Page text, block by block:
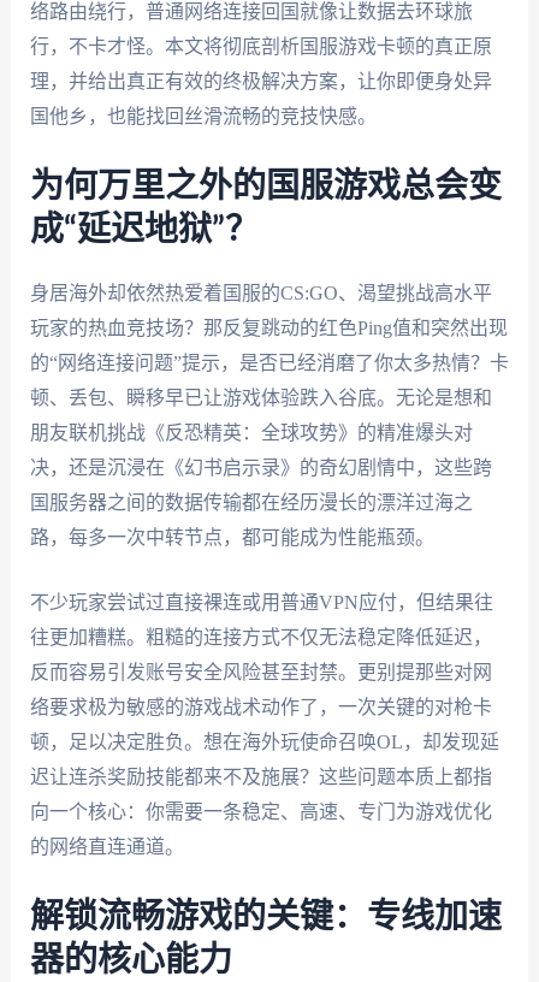
络路由绕行，普通网络连接回国就像让数据去环球旅
行，不卡才怪。本文将彻底剖析国服游戏卡顿的真正原
理，并给出真正有效的终极解决方案，让你即便身处异
国他乡，也能找回丝滑流畅的竞技快感。
为何万里之外的国服游戏总会变
成“延迟地狱”？
身居海外却依然热爱着国服的CS:GO、渴望挑战高水平
玩家的热血竞技场？那反复跳动的红色Ping值和突然出现
的“网络连接问题”提示，是否已经消磨了你太多热情？卡
顿、丢包、瞬移早已让游戏体验跌入谷底。无论是想和
朋友联机挑战《反恐精英：全球攻势》的精准爆头对
决，还是沉浸在《幻书启示录》的奇幻剧情中，这些跨
国服务器之间的数据传输都在经历漫长的漂洋过海之
路，每多一次中转节点，都可能成为性能瓶颈。
不少玩家尝试过直接裸连或用普通VPN应付，但结果往
往更加糟糕。粗糙的连接方式不仅无法稳定降低延迟，
反而容易引发账号安全风险甚至封禁。更别提那些对网
络要求极为敏感的游戏战术动作了，一次关键的对枪卡
顿，足以决定胜负。想在海外玩使命召唤OL，却发现延
迟让连杀奖励技能都来不及施展？这些问题本质上都指
向一个核心：你需要一条稳定、高速、专门为游戏优化
的网络直连通道。
解锁流畅游戏的关键：专线加速
器的核心能力